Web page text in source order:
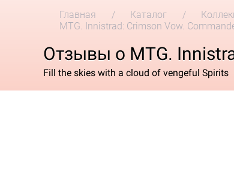
Главная Каталог
MTG. Innistrad: Crimson Vow.
Отзывы о MTG.
Fill the skies with a cloud of vengeful Spirits